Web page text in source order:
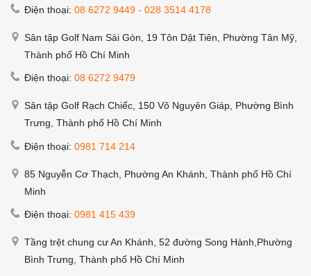
Điện thoại: 08 6272 9449 - 028 3514 4178
Sân tập Golf Nam Sài Gòn, 19 Tôn Dật Tiên, Phường Tân Mỹ,
Thành phố Hồ Chí Minh
Điện thoại: 08 6272 9479
Sân tập Golf Rạch Chiếc, 150 Võ Nguyên Giáp, Phường Bình
Trưng, Thành phố Hồ Chí Minh
Điện thoại: 0981 714 214
85 Nguyễn Cơ Thạch, Phường An Khánh, Thành phố Hồ Chí
Minh
Điện thoại: 0981 415 439
Tầng trệt chung cư An Khánh, 52 đường Song Hành,Phường
Bình Trưng, Thành phố Hồ Chí Minh